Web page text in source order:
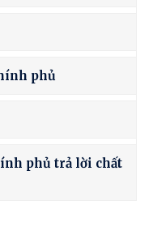
phủ
phủ trả lời chất